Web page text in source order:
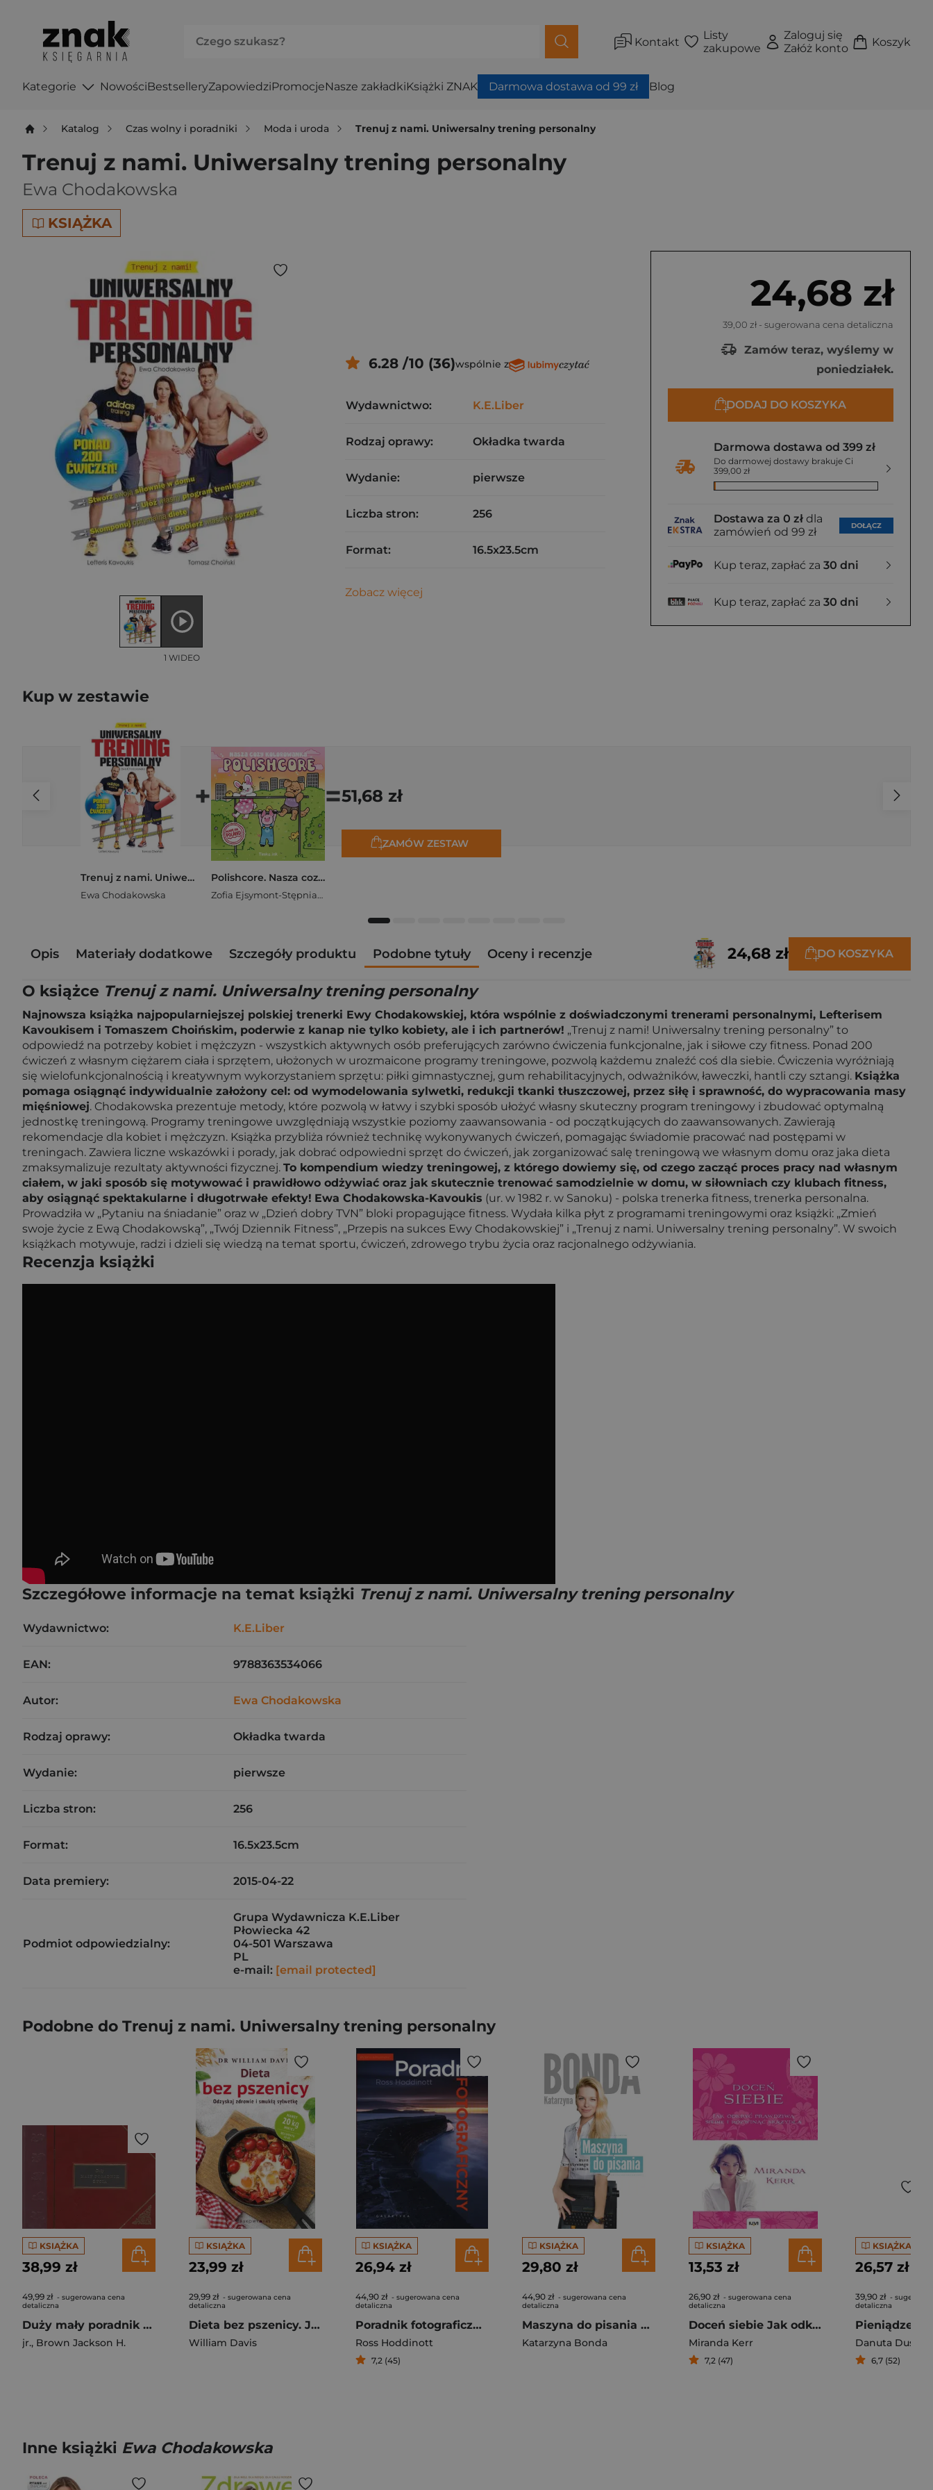
Kontakt
Listy
zakupowe
Zaloguj się
Załóż konto
Koszyk
Kategorie NowościBestselleryZapowiedziPromocjeNasze zakładkiKsiążki ZNAK Darmowa dostawa od 99 zł Blog
Katalog Czas wolny i poradniki Moda i uroda Trenuj z nami. Uniwersalny trening personalny
Trenuj z nami. Uniwersalny trening personalny
Ewa Chodakowska
KSIĄŻKA
1 WIDEO
24,68 zł
39,00 zł - sugerowana cena detaliczna
Zamów teraz, wyślemy w
poniedziałek.
DODAJ DO KOSZYKA
Darmowa dostawa od 399 zł
Do darmowej dostawy brakuje Ci
399,00 zł
Dostawa za 0 zł dla
zamówień od 99 zł
DOŁĄCZ
Kup teraz, zapłać za 30 dni
Kup teraz, zapłać za 30 dni
6.28 /10 (36)wspólnie z
Wydawnictwo: K.E.Liber
Rodzaj oprawy: Okładka twarda
Wydanie: pierwsze
Liczba stron: 256
Format: 16.5x23.5cm
Zobacz więcej
Kup w zestawie
Trenuj z nami. Uniwersalny trening personalny
Ewa Chodakowska
+
Polishcore. Nasza cozy kolorowanka
Zofia Ejsymont-Stępniak „Timka.ink”
=51,68 zł
ZAMÓW ZESTAW
Opis Materiały dodatkowe Szczegóły produktu Podobne tytuły Oceny i recenzje 24,68 zł DO KOSZYKA
O książce Trenuj z nami. Uniwersalny trening personalny
Najnowsza książka najpopularniejszej polskiej trenerki Ewy Chodakowskiej, która wspólnie z doświadczonymi trenerami personalnymi, Lefterisem
Kavoukisem i Tomaszem Choińskim, poderwie z kanap nie tylko kobiety, ale i ich partnerów! „Trenuj z nami! Uniwersalny trening personalny” to
odpowiedź na potrzeby kobiet i mężczyzn - wszystkich aktywnych osób preferujących zarówno ćwiczenia funkcjonalne, jak i siłowe czy fitness. Ponad 200
ćwiczeń z własnym ciężarem ciała i sprzętem, ułożonych w urozmaicone programy treningowe, pozwolą każdemu znaleźć coś dla siebie. Ćwiczenia wyróżniają
się wielofunkcjonalnością i kreatywnym wykorzystaniem sprzętu: piłki gimnastycznej, gum rehabilitacyjnych, odważników, ławeczki, hantli czy sztangi. Książka
pomaga osiągnąć indywidualnie założony cel: od wymodelowania sylwetki, redukcji tkanki tłuszczowej, przez siłę i sprawność, do wypracowania masy
mięśniowej. Chodakowska prezentuje metody, które pozwolą w łatwy i szybki sposób ułożyć własny skuteczny program treningowy i zbudować optymalną
jednostkę treningową. Programy treningowe uwzględniają wszystkie poziomy zaawansowania - od początkujących do zaawansowanych. Zawierają
rekomendacje dla kobiet i mężczyzn. Książka przybliża również technikę wykonywanych ćwiczeń, pomagając świadomie pracować nad postępami w
treningach. Zawiera liczne wskazówki i porady, jak dobrać odpowiedni sprzęt do ćwiczeń, jak zorganizować salę treningową we własnym domu oraz jaka dieta
zmaksymalizuje rezultaty aktywności fizycznej. To kompendium wiedzy treningowej, z którego dowiemy się, od czego zacząć proces pracy nad własnym
ciałem, w jaki sposób się motywować i prawidłowo odżywiać oraz jak skutecznie trenować samodzielnie w domu, w siłowniach czy klubach fitness,
aby osiągnąć spektakularne i długotrwałe efekty! Ewa Chodakowska-Kavoukis (ur. w 1982 r. w Sanoku) - polska trenerka fitness, trenerka personalna.
Prowadziła w „Pytaniu na śniadanie” oraz w „Dzień dobry TVN” bloki propagujące fitness. Wydała kilka płyt z programami treningowymi oraz książki: „Zmień
swoje życie z Ewą Chodakowską”, „Twój Dziennik Fitness”, „Przepis na sukces Ewy Chodakowskiej” i „Trenuj z nami. Uniwersalny trening personalny”. W swoich
książkach motywuje, radzi i dzieli się wiedzą na temat sportu, ćwiczeń, zdrowego trybu życia oraz racjonalnego odżywiania.
Recenzja książki
Szczegółowe informacje na temat książki Trenuj z nami. Uniwersalny trening personalny
Wydawnictwo: K.E.Liber
EAN: 9788363534066
Autor: Ewa Chodakowska
Rodzaj oprawy: Okładka twarda
Wydanie: pierwsze
Liczba stron: 256
Format: 16.5x23.5cm
Data premiery: 2015-04-22
Podmiot odpowiedzialny:
Grupa Wydawnicza K.E.Liber
Płowiecka 42
04-501 Warszawa
PL
e-mail: [email protected]
Podobne do Trenuj z nami. Uniwersalny trening personalny
KSIĄŻKA
38,99 zł
49,99 zł - sugerowana cena
detaliczna
Duży mały poradnik życia
jr., Brown Jackson H.
KSIĄŻKA
23,99 zł
29,99 zł - sugerowana cena
detaliczna
Dieta bez pszenicy. Jak pozbyć się pszennego brzucha i być zdrowym
William Davis
KSIĄŻKA
26,94 zł
44,90 zł - sugerowana cena
detaliczna
Poradnik fotograficzny Wydanie uaktualnione
Ross Hoddinott
7,2 (45)
KSIĄŻKA
29,80 zł
44,90 zł - sugerowana cena
detaliczna
Maszyna do pisania Kurs kreatywnego pisania
Katarzyna Bonda
KSIĄŻKA
13,53 zł
26,90 zł - sugerowana cena
detaliczna
Doceń siebie Jak odkryć prawdziwą siebie i rozwinąć skrzydła
Miranda Kerr
7,2 (47)
KSIĄŻKA
26,57 zł
39,90 zł -
detaliczna
Danuta
6,7 (52)
Inne książki Ewa Chodakowska